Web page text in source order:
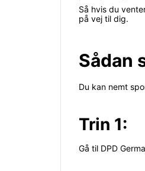
Så hvis du
på vej til dig.
Sådan
Du kan nemt
Trin 1:
Gå til DPD